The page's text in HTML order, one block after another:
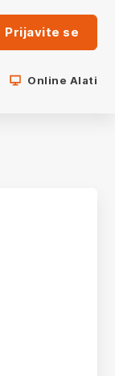
Prijavite se
Online Alati